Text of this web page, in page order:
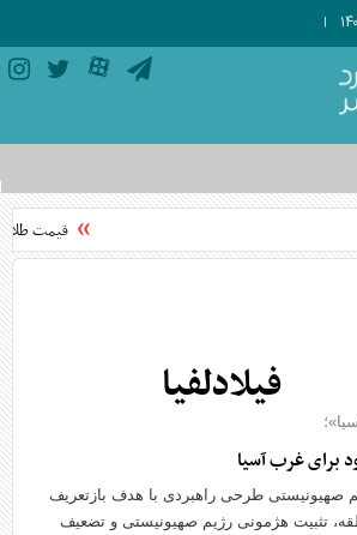
قیمت طلا امروز ۱۶
فیلادلفیا
برای غرب آسیا
صهیونیستی طرحی راهبردی با هدف بازتعریف
تثبیت هژمونی رژیم صهیونیستی و تضعیف